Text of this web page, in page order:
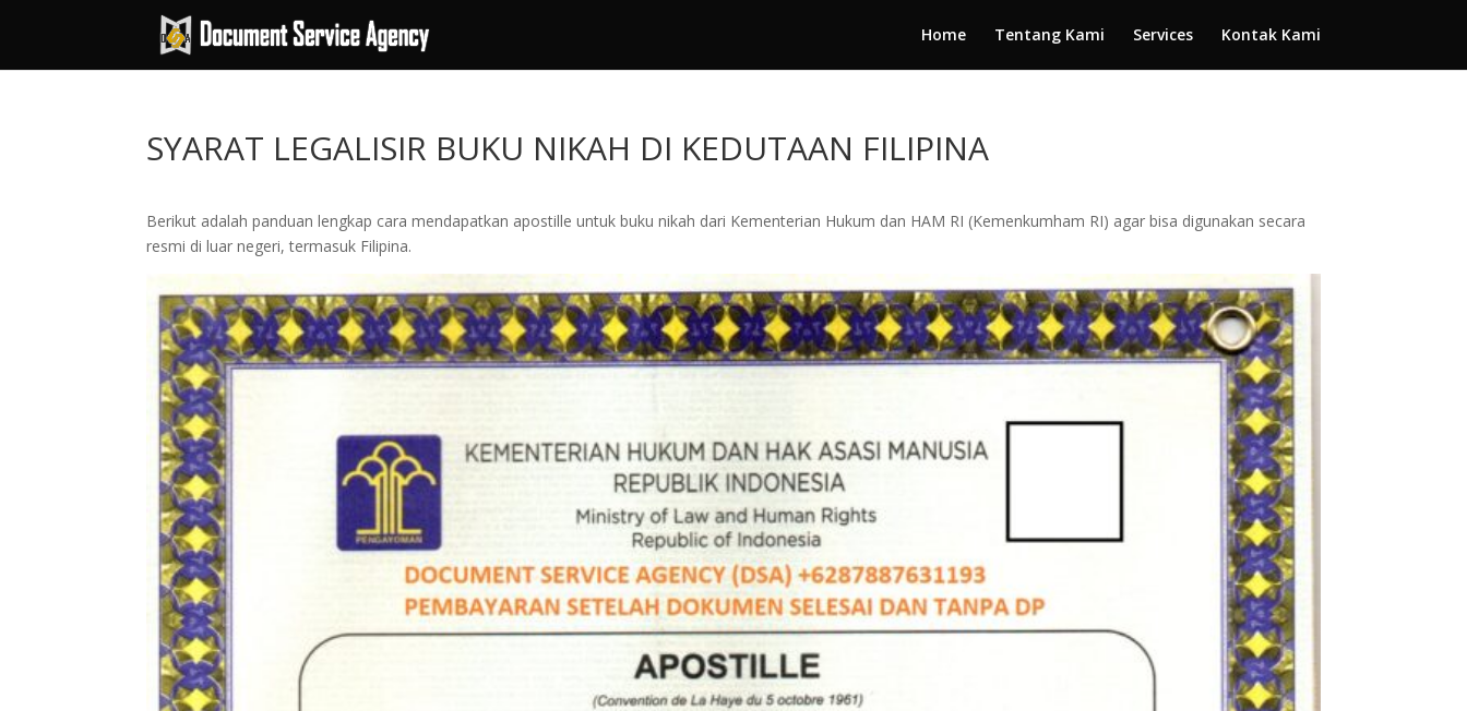
Home Tentang Kami Services Kontak Kami
SYARAT LEGALISIR BUKU NIKAH DI KEDUTAAN FILIPINA
Berikut adalah panduan lengkap cara mendapatkan apostille untuk buku nikah dari Kementerian Hukum dan HAM RI (Kemenkumham RI) agar bisa digunakan secara
resmi di luar negeri, termasuk Filipina.